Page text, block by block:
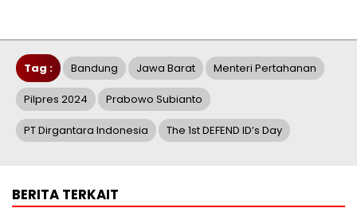
Tag : Bandung Jawa Barat Menteri Pertahanan
Pilpres 2024 Prabowo Subianto
PT Dirgantara Indonesia The 1st DEFEND ID’s Day
BERITA TERKAIT